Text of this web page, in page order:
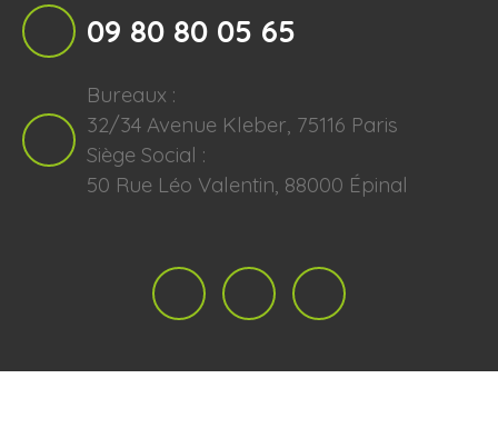
09 80 80 05 65
Bureaux :
32/34 Avenue Kleber, 75116 Paris
Siège Social :
50 Rue Léo Valentin, 88000 Épinal